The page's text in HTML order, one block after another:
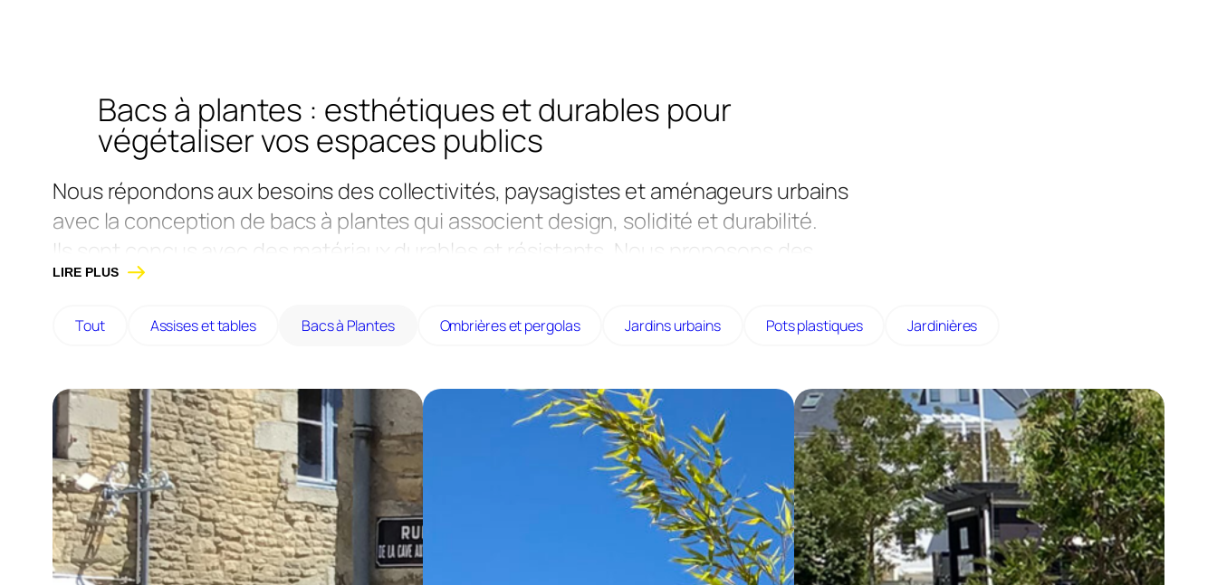
Bacs à plantes : esthétiques et durables pour
végétaliser vos espaces publics
Nous répondons aux besoins des collectivités, paysagistes et aménageurs urbains
avec la conception de bacs à plantes qui associent design, solidité et durabilité.
Ils sont conçus avec des matériaux durables et résistants. Nous proposons des
modèles en acier peint, acier corten ou bois. Notre mobilier est entièrement
Maine-et-Loire.
LIRE PLUS
Tout Assises et tables Bacs à Plantes Ombrières et pergolas Jardins urbains Pots plastiques Jardinières